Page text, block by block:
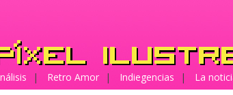
| Retro Amor | Indiegencias | La